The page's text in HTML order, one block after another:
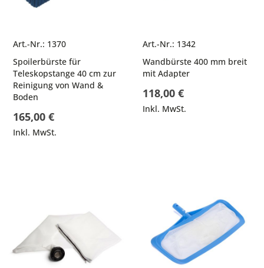
Art.-Nr.: 1370
Spoilerbürste für
Teleskopstange 40 cm zur
Reinigung von Wand &
Boden
165,00 €
Inkl. MwSt.
Art.-Nr.: 1342
Wandbürste 400 mm breit
mit Adapter
118,00 €
Inkl. MwSt.